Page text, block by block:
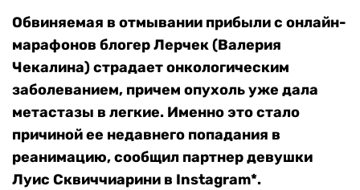
Обвиняемая в отмывании прибыли с онлайн-
марафонов блогер Лерчек (Валерия
Чекалина) страдает онкологическим
заболеванием, причем опухоль уже дала
метастазы в легкие. Именно это стало
причиной ее недавнего попадания в
реанимацию, сообщил партнер девушки
Луис Сквиччиарини в Instagram*.